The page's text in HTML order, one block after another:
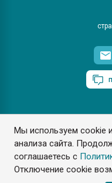
Мы используем cookie
анализа сайта.
соглашаетесь с
Отключение cookie
ПластЭксперт
Разрешается